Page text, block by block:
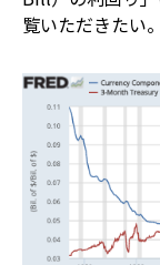
覧いただきたい。